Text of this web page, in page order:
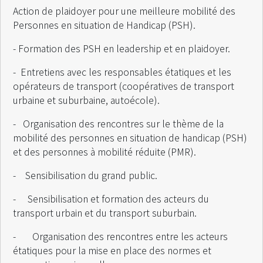
Action de plaidoyer pour une meilleure mobilité des
Personnes en situation de Handicap (PSH).
- Formation des PSH en leadership et en plaidoyer.
- Entretiens avec les responsables étatiques et les
opérateurs de transport (coopératives de transport
urbaine et suburbaine, autoécole).
- Organisation des rencontres sur le thème de la
mobilité des personnes en situation de handicap (PSH)
et des personnes à mobilité réduite (PMR).
- Sensibilisation du grand public.
- Sensibilisation et formation des acteurs du
transport urbain et du transport suburbain.
- Organisation des rencontres entre les acteurs
étatiques pour la mise en place des normes et